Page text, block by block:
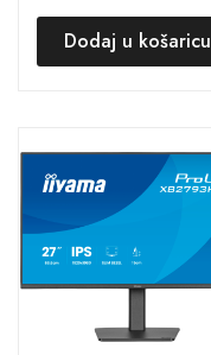
Dodaj u košaricu